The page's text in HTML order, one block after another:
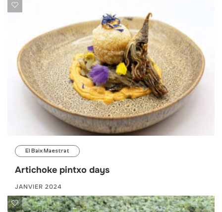
El Baix Maestrat
Artichoke pintxo days
JANVIER 2024